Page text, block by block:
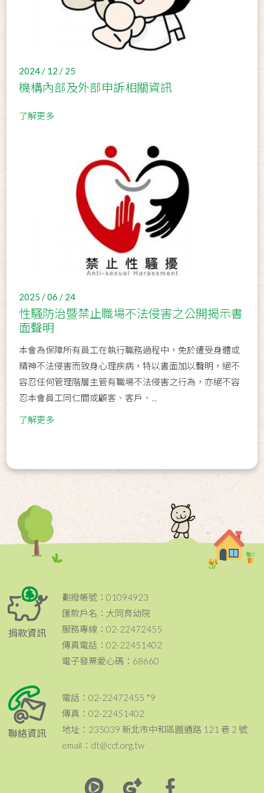
2024 / 12 / 25
機構內部及外部申訴相關資訊
了解更多
2025 / 06 / 24
性騷防治暨禁止職場不法侵害之公開揭示書
面聲明
本會為保障所有員工在執行職務過程中，免於遭受身體或
精神不法侵害而致身心理疾病，特以書面加以聲明，絕不
容忍任何管理階層主管有職場不法侵害之行為，亦絕不容
忍本會員工同仁間或顧客、客戶、...
了解更多
捐款資訊
劃撥帳號：01094923
匯款戶名：大同育幼院
服務專線：02-22472455
傳真電話：02-22451402
電子發票愛心碼：68660
聯絡資訊
電話：02-22472455 *9
傳真：02-22451402
地址：235039 新北市中和區圓通路 121 巷 2 號
email：dt@ccf.org.tw